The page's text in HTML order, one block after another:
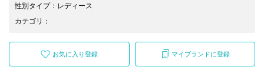
性別タイプ： レディース
カテゴリ ：
お気に入り登録 マイブランドに登録